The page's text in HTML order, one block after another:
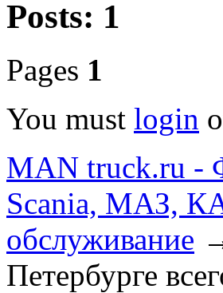
Posts: 1
Pages 1
You must login
MAN truck.ru -
Scania, МАЗ,
обслуживание
Петербурге